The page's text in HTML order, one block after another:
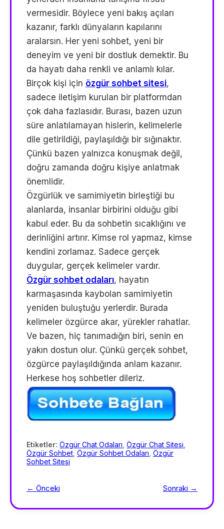
vermesidir. Böylece yeni bakış açıları
kazanır, farklı dünyaların kapılarını
aralarsın. Her yeni sohbet, yeni bir
deneyim ve yeni bir dostluk demektir. Bu
da hayatı daha renkli ve anlamlı kılar.
Birçok kişi için özgür sohbet sitesi,
sadece iletişim kurulan bir platformdan
çok daha fazlasıdır. Burası, bazen uzun
süre anlatılamayan hislerin, kelimelerle
dile getirildiği, paylaşıldığı bir sığınaktır.
Çünkü bazen yalnızca konuşmak değil,
doğru zamanda doğru kişiye anlatmak
önemlidir.
Özgürlük ve samimiyetin birleştiği bu
alanlarda, insanlar birbirini olduğu gibi
kabul eder. Bu da sohbetin sıcaklığını ve
derinliğini artırır. Kimse rol yapmaz, kimse
kendini zorlamaz. Sadece gerçek
duygular, gerçek kelimeler vardır.
Özgür sohbet odaları, hayatın
karmaşasında kaybolan samimiyetin
yeniden buluştuğu yerlerdir. Burada
kelimeler özgürce akar, yürekler rahatlar.
Ve bazen, hiç tanımadığın biri, senin en
yakın dostun olur. Çünkü gerçek sohbet,
özgürce paylaşıldığında anlam kazanır.
Herkese hoş sohbetler dileriz.
Etiketler: Özgür Chat Odaları Özgür Chat Sitesi
Özgür Sohbet Özgür Sohbet Odaları Özgür
Sohbet Sitesi
← Önceki Sonraki →